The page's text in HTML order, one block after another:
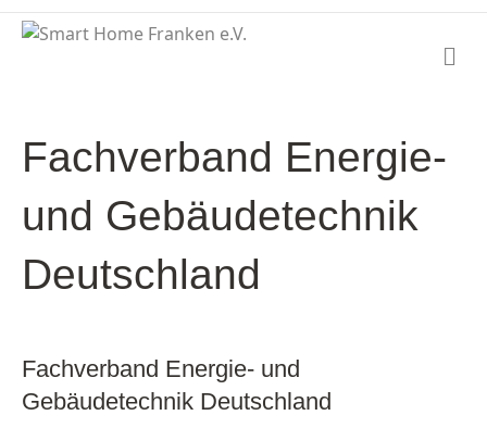
Fachverband Energie-
und Gebäudetechnik
Deutschland
Fachverband Energie- und
Gebäudetechnik Deutschland